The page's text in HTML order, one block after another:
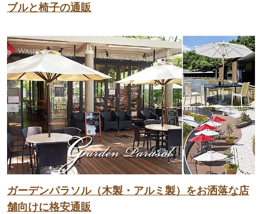
ブルと椅子の通販
ガーデンパラソル（木製・アルミ製）をお洒落な店
舗向けに格安通販